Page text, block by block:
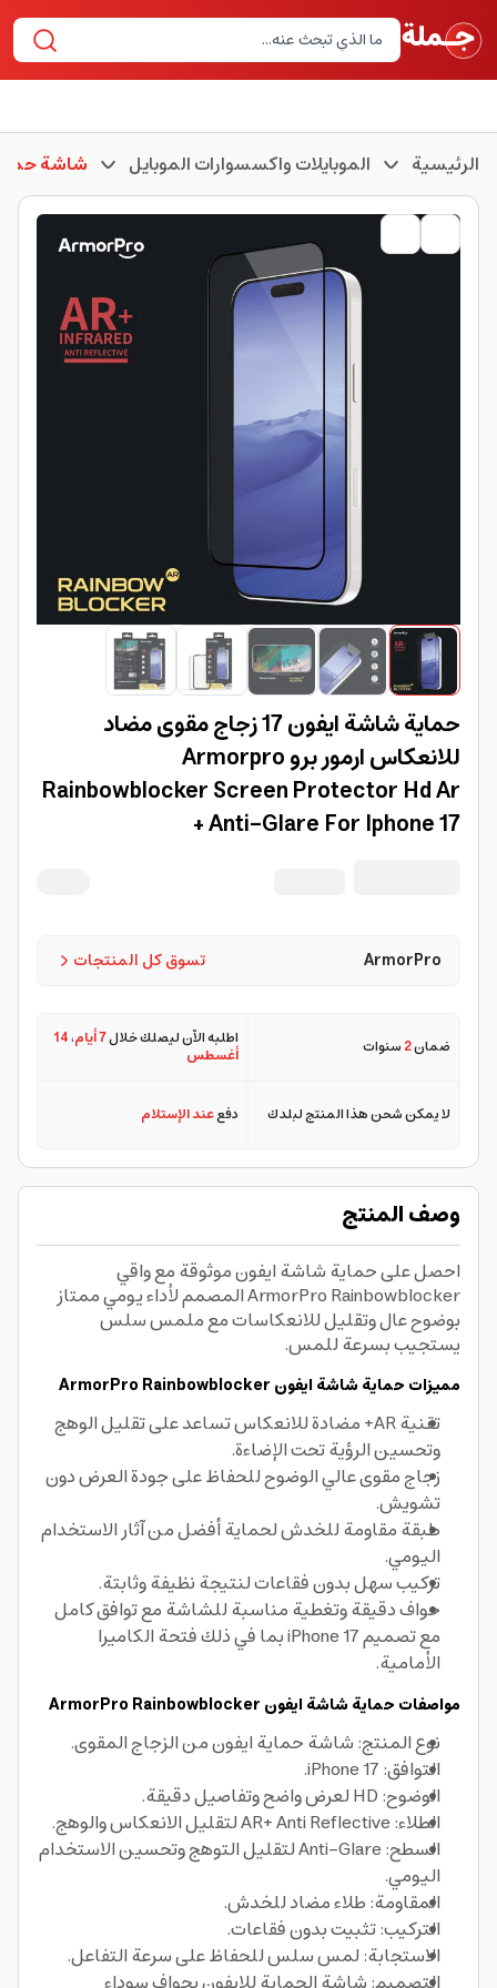
الرئيسية الموبايلات واكسسوارات الموبايل شاشة
حماية شاشة ايفون 17 زجاج مقوى مضاد
للانعكاس ارمور برو Armorpro
Rainbowblocker Screen Protector Hd Ar
+ Anti-Glare For Iphone 17
تسوق كل المنتجات ArmorPro
ضمان2سنوات اطلبه الآن ليصلك خلال7 أيام ،14
أغسطس
لا يمكن شحن هذا المنتج لبلدك دفععند الإستلام
وصف المنتج
احصل على حماية شاشة ايفون موثوقة مع واقي
ArmorPro Rainbowblocker المصمم لأداء يومي ممتاز
بوضوح عال وتقليل للانعكاسات مع ملمس سلس
يستجيب بسرعة للمس.
مميزات حماية شاشة ايفون ArmorPro Rainbowblocker
تقنية AR+ مضادة للانعكاس تساعد على تقليل الوهج
وتحسين الرؤية تحت الإضاءة.
زجاج مقوى عالي الوضوح للحفاظ على جودة العرض دون
تشويش.
طبقة مقاومة للخدش لحماية أفضل من آثار الاستخدام
اليومي.
تركيب سهل بدون فقاعات لنتيجة نظيفة وثابتة.
حواف دقيقة وتغطية مناسبة للشاشة مع توافق كامل
مع تصميم iPhone 17 بما في ذلك فتحة الكاميرا
الأمامية.
مواصفات حماية شاشة ايفون ArmorPro Rainbowblocker
نوع المنتج: شاشة حماية ايفون من الزجاج المقوى.
التوافق: iPhone 17.
الوضوح: HD لعرض واضح وتفاصيل دقيقة.
الطلاء: AR+ Anti Reflective لتقليل الانعكاس والوهج.
السطح: Anti-Glare لتقليل التوهج وتحسين الاستخدام
اليومي.
المقاومة: طلاء مضاد للخدش.
التركيب: تثبيت بدون فقاعات.
الاستجابة: لمس سلس للحفاظ على سرعة التفاعل.